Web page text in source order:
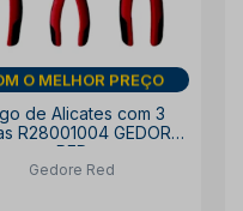
DIA DOS PAIS
de Alicates com 3
R28001004 GEDORE
RED
Gedore Red